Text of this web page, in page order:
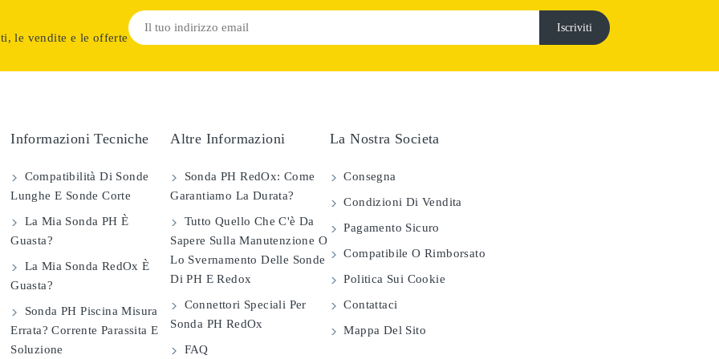
le vendite e le offerte
Informazioni Tecniche
Compatibilità Di Sonde
Lunghe E Sonde Corte
La Mia Sonda PH È
Guasta?
La Mia Sonda RedOx È
Guasta?
Sonda PH Piscina Misura
Errata? Corrente Parassita E
Soluzione
Altre Informazioni
Sonda PH RedOx: Come
Garantiamo La Durata?
Tutto Quello Che C'è Da
Sapere Sulla Manutenzione O
Lo Svernamento Delle Sonde
Di PH E Redox
Connettori Speciali Per
Sonda PH RedOx
FAQ
La Nostra Societa
Consegna
Condizioni Di Vendita
Pagamento Sicuro
Compatibile O Rimborsato
Politica Sui Cookie
Contattaci
Mappa Del Sito